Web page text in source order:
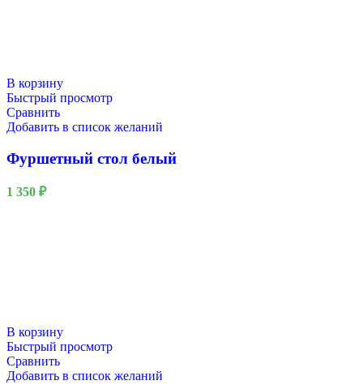
В корзину
Быстрый просмотр
Сравнить
Добавить в список желаний
Фуршетный стол белый
1 350 ₽
В корзину
Быстрый просмотр
Сравнить
Добавить в список желаний